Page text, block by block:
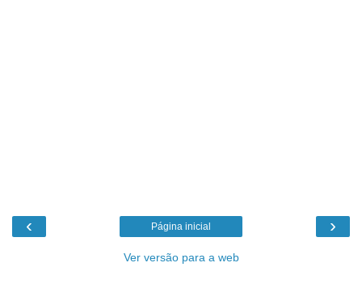
‹ ›
Página inicial
Ver versão para a web